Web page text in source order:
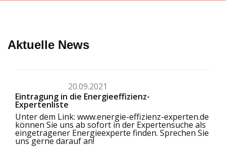
Aktuelle News
20.09.2021
Eintragung in die Energieeffizienz-
Expertenliste
Unter dem Link: www.energie-effizienz-experten.de
können Sie uns ab sofort in der Expertensuche als
eingetragener Energieexperte finden. Sprechen Sie
uns gerne darauf an!